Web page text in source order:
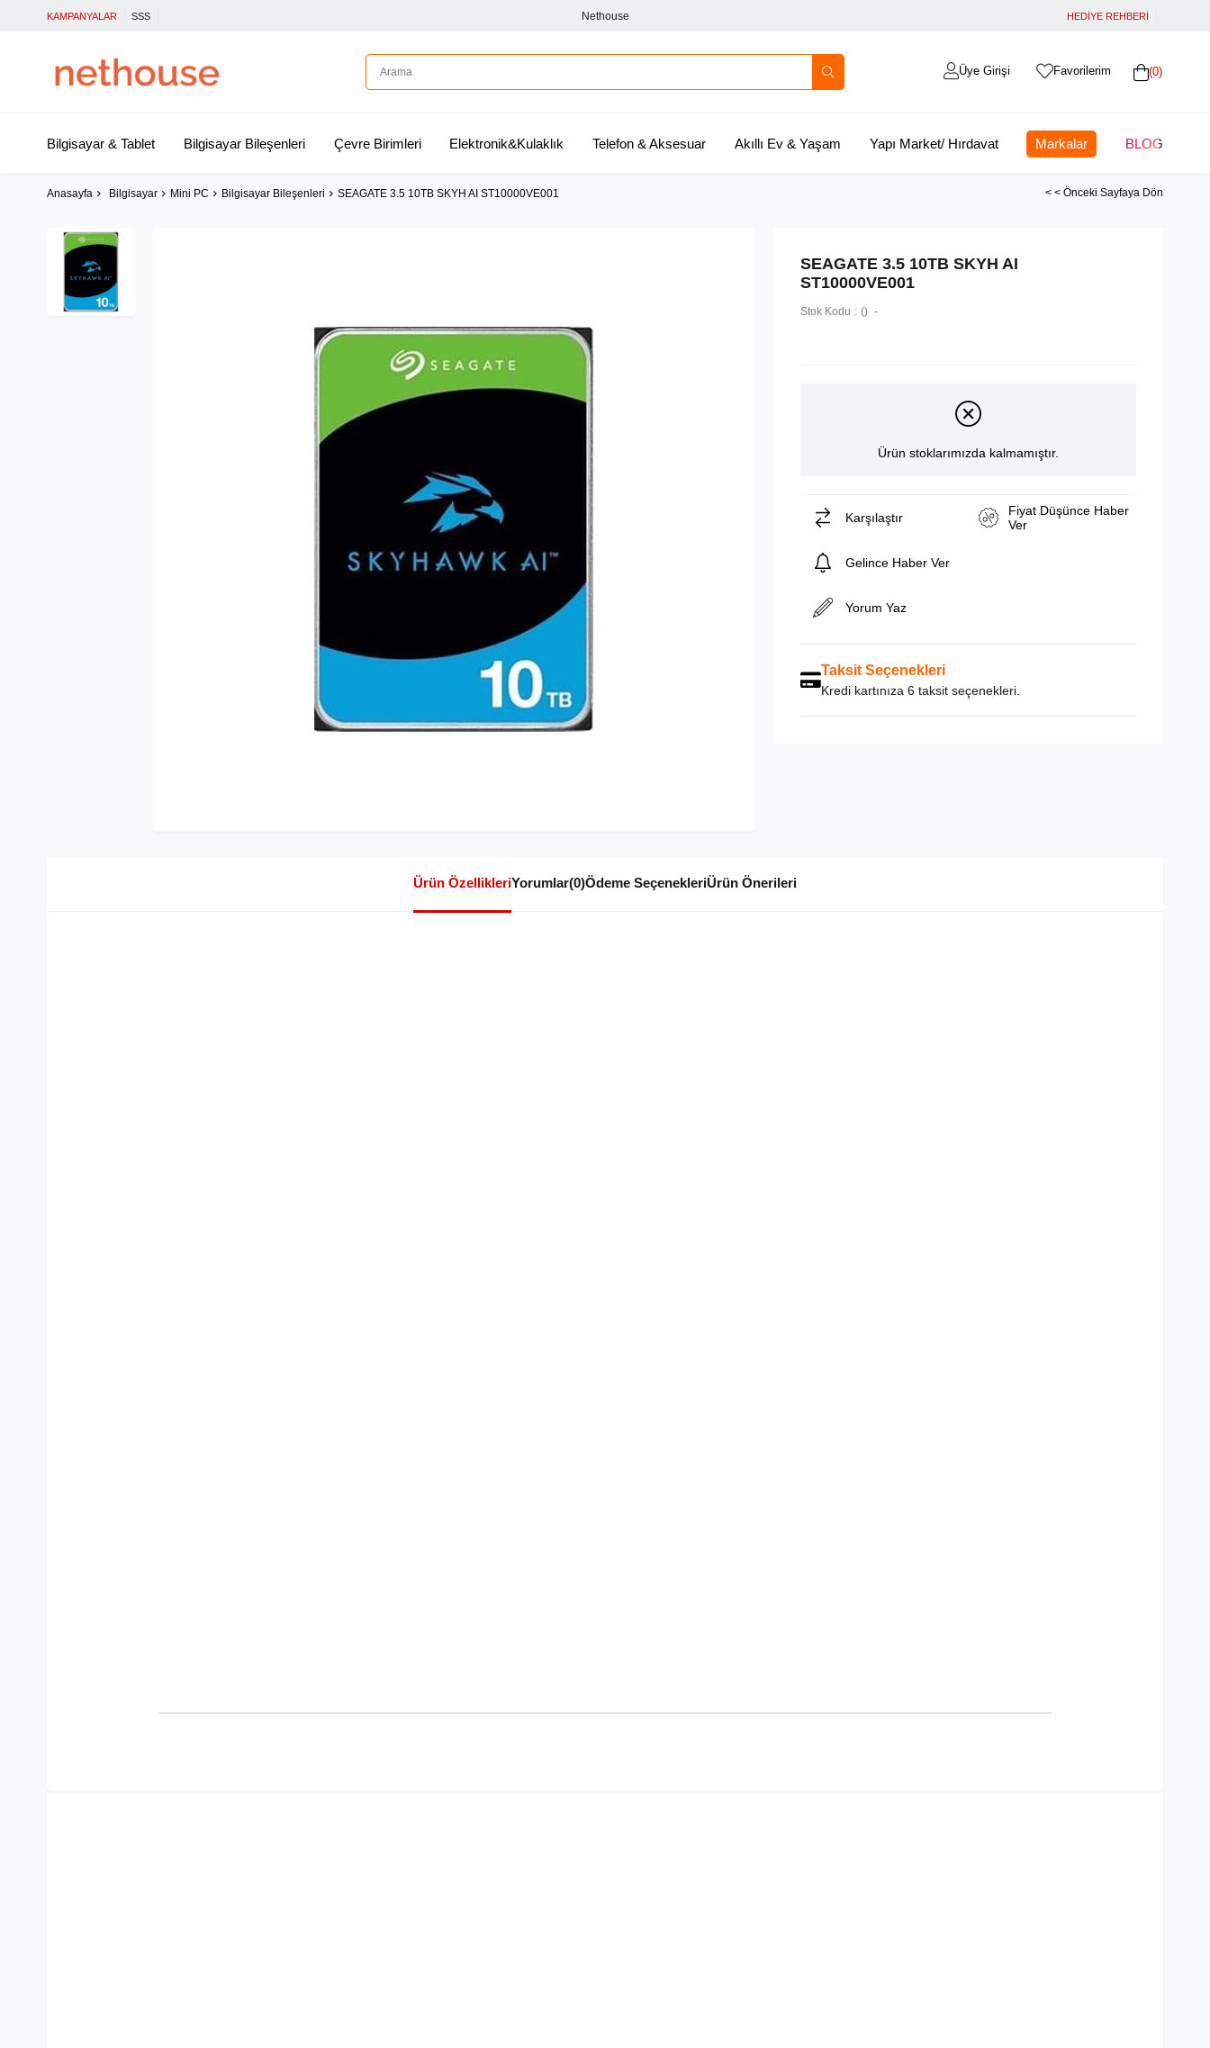
KAMPANYALAR SSS Nethouse HEDİYE REHBERİ
0
Favorilerim
Üye Girişi
Bilgisayar & Tablet Bilgisayar Bileşenleri Çevre Birimleri Elektronik&Kulaklık Telefon & Aksesuar Akıllı Ev & Yaşam Yapı Market/ Hırdavat Markalar BLOG
Anasayfa Bilgisayar Mini PC Bilgisayar Bileşenleri SEAGATE 3.5 10TB SKYH AI ST10000VE001 < < Önceki Sayfaya Dön
SEAGATE 3.5 10TB SKYH AI
ST10000VE001
Stok Kodu ()
Ürün stoklarımızda kalmamıştır.
Karşılaştır
Fiyat Düşünce Haber
Ver
Gelince Haber Ver
Yorum Yaz
Taksit Seçenekleri
Kredi kartınıza 6 taksit seçenekleri.
Ürün ÖzellikleriYorumlar(0)Ödeme SeçenekleriÜrün Önerileri